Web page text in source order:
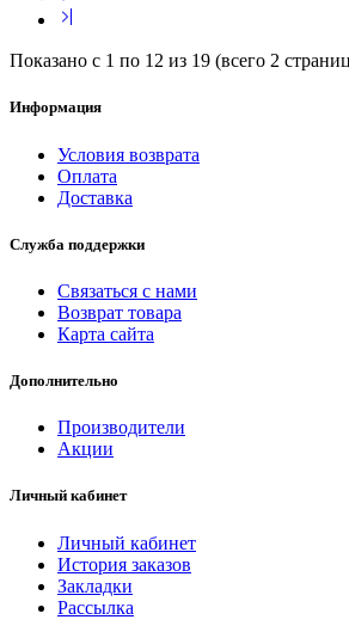
Показано с 1 по 12 из 19 (всего 2
Информация
Условия возврата
Оплата
Доставка
Служба поддержки
Связаться с нами
Возврат товара
Карта сайта
Дополнительно
Производители
Акции
Личный кабинет
Личный кабинет
История заказов
Закладки
Рассылка